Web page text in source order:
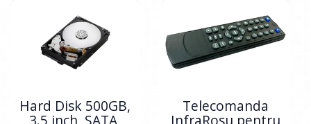
Hard Disk 500GB,
3.5 inch, SATA,
Telecomanda
InfraRosu pentru